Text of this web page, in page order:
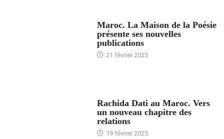
Maroc. La Maison de la Poésie
présente ses nouvelles
publications
21 février 2025
Rachida Dati au Maroc. Vers
un nouveau chapitre des
relations
19 février 2025